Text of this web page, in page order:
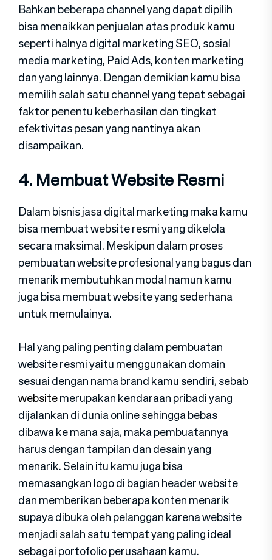
Bahkan beberapa channel yang dapat dipilih
bisa menaikkan penjualan atas produk kamu
seperti halnya digital marketing SEO, sosial
media marketing, Paid Ads, konten marketing
dan yang lainnya. Dengan demikian kamu bisa
memilih salah satu channel yang tepat sebagai
faktor penentu keberhasilan dan tingkat
efektivitas pesan yang nantinya akan
disampaikan.
4. Membuat Website Resmi
Dalam bisnis jasa digital marketing maka kamu
bisa membuat website resmi yang dikelola
secara maksimal. Meskipun dalam proses
pembuatan website profesional yang bagus dan
menarik membutuhkan modal namun kamu
juga bisa membuat website yang sederhana
untuk memulainya.
Hal yang paling penting dalam pembuatan
website resmi yaitu menggunakan domain
sesuai dengan nama brand kamu sendiri, sebab
websitemerupakan kendaraan pribadi yang
dijalankan di dunia online sehingga bebas
dibawa ke mana saja, maka pembuatannya
harus dengan tampilan dan desain yang
menarik. Selain itu kamu juga bisa
memasangkan logo di bagian header website
dan memberikan beberapa konten menarik
supaya dibuka oleh pelanggan karena website
menjadi salah satu tempat yang paling ideal
sebagai portofolio perusahaan kamu.